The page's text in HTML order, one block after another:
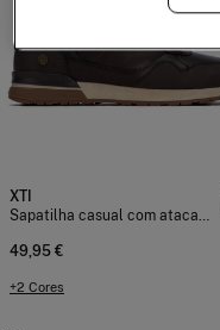
XTI
Sapatilha casual com atacadores
49,95 €
+2 Cores